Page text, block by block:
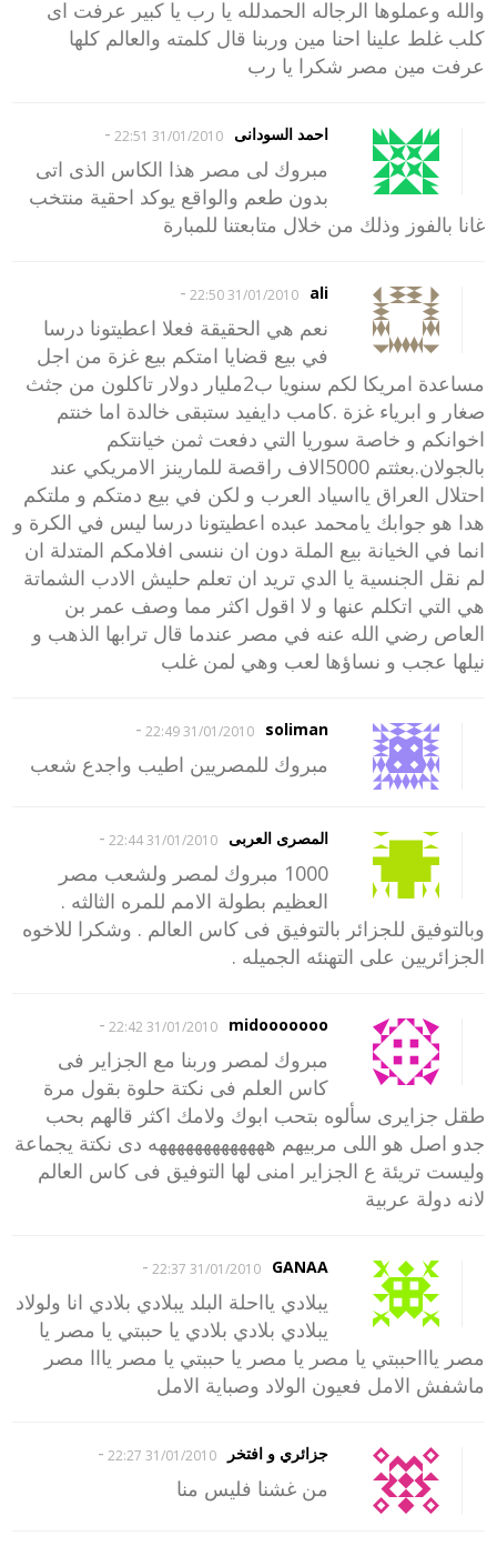
والله وعملوها الرجاله الحمدلله يا رب يا كبير عرفت اى
كلب غلط علينا احنا مين وربنا قال كلمته والعالم كلها
عرفت مين مصر شكرا يا رب
احمد السودانى 31/01/2010 22:51
-
مبروك لى مصر هذا الكاس الذى اتى
بدون طعم والواقع يوكد احقية منتخب
غانا بالفوز وذلك من خلال متابعتنا للمبارة
ali
31/01/2010 22:50
-
نعم هي الحقيقة فعلا اعطيتونا درسا
في بيع قضايا امتكم بيع غزة من اجل
مساعدة امريكا لكم سنويا ب2مليار دولار تاكلون من جثث
صغار و ابرياء غزة .كامب دايفيد ستبقى خالدة اما خنتم
اخوانكم و خاصة سوريا التي دفعت ثمن خيانتكم
بالجولان.بعثتم 5000الاف راقصة للمارينز الامريكي عند
احتلال العراق يااسياد العرب و لكن في بيع دمتكم و ملتكم
هدا هو جوابك يامحمد عبده اعطيتونا درسا ليس في الكرة و
انما في الخيانة بيع الملة دون ان ننسى افلامكم المتدلة ان
لم نقل الجنسية يا الدي تريد ان تعلم حليش الادب الشماتة
هي التي اتكلم عنها و لا اقول اكثر مما وصف عمر بن
العاص رضي الله عنه في مصر عندما قال ترابها الذهب و
نيلها عجب و نساؤها لعب وهي لمن غلب
soliman
31/01/2010 22:49
-
مبروك للمصريين اطيب واجدع شعب
المصرى العربى 31/01/2010 22:44
-
1000 مبروك لمصر ولشعب مصر
العظيم بطولة الامم للمره الثالثه .
وبالتوفيق للجزائر بالتوفيق فى كاس العالم . وشكرا للاخوه
الجزائريين على التهنئه الجميله .
midooooooo
31/01/2010 22:42
-
مبروك لمصر وربنا مع الجزاير فى
كاس العلم فى نكتة حلوة بقول مرة
طقل جزايرى سألوه بتحب ابوك ولامك اكثر قالهم بحب
جدو اصل هو اللى مربيهم هههههههههههههه دى نكتة يجماعة
وليست تريئة ع الجزاير امنى لها التوفيق فى كاس العالم
لانه دولة عربية
GANAA
31/01/2010 22:37
-
يبلادي يااحلة البلد يبلادي بلادي انا ولولاد
يبلادي بلادي بلادي يا حببتي يا مصر يا
مصر ياااحببتي يا مصر يا مصر يا حببتي يا مصر يااا مصر
ماشفش الامل فعيون الولاد وصباية الامل
جزائري و افتخر 31/01/2010 22:27
-
من غشنا فليس منا